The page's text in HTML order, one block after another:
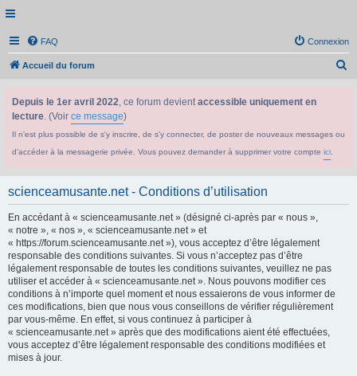
FAQ Connexion
Accueil du forum
Depuis le 1er avril 2022, ce forum devientaccessible uniquement en
lecture. (Voir ce message)
Il n'est plus possible de s'y inscrire, de s'y connecter, de poster de nouveaux messages ou
d'accéder à la messagerie privée. Vous pouvez demander à supprimer votre compte ici
scienceamusante.net - Conditions d’utilisation
En accédant à « scienceamusante.net » (désigné ci-après par « nous »,
« notre », « nos », « scienceamusante.net » et
« https://forum.scienceamusante.net »), vous acceptez d’être légalement
responsable des conditions suivantes. Si vous n’acceptez pas d’être
légalement responsable de toutes les conditions suivantes, veuillez ne pas
utiliser et accéder à « scienceamusante.net ». Nous pouvons modifier ces
conditions à n’importe quel moment et nous essaierons de vous informer de
ces modifications, bien que nous vous conseillons de vérifier régulièrement
par vous-même. En effet, si vous continuez à participer à
« scienceamusante.net » après que des modifications aient été effectuées,
vous acceptez d’être légalement responsable des conditions modifiées et
mises à jour.